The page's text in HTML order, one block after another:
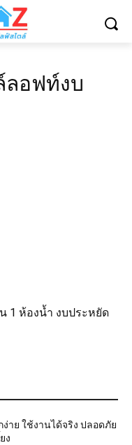
ลอฟท์งบ
1 ห้องน้ำ งบประหยัด
าย ใช้งานได้จริง ปลอดภัย
ง